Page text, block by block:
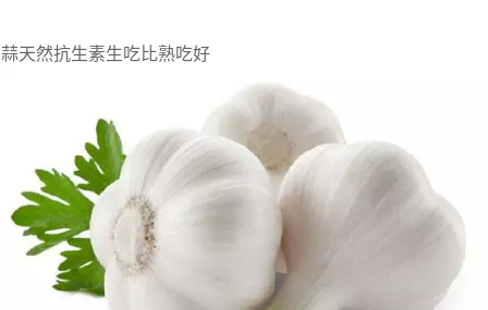
蒜天然抗生素生吃比熟吃好